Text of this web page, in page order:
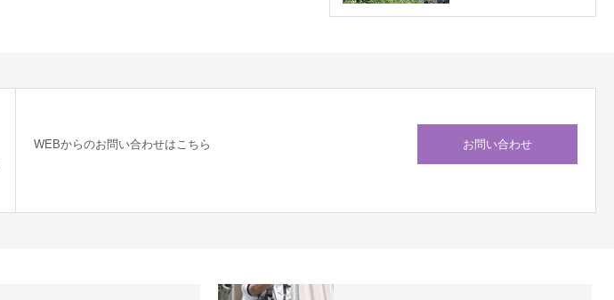
WEBからのお問い合わせはこちら お問い合わせ